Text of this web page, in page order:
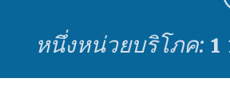
หนึ่งหน่วยบริโภค: 1